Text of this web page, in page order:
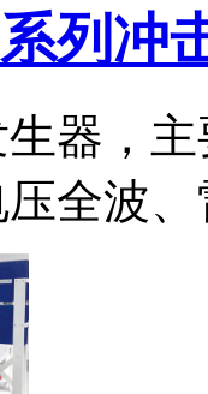
列冲
器，
全波、